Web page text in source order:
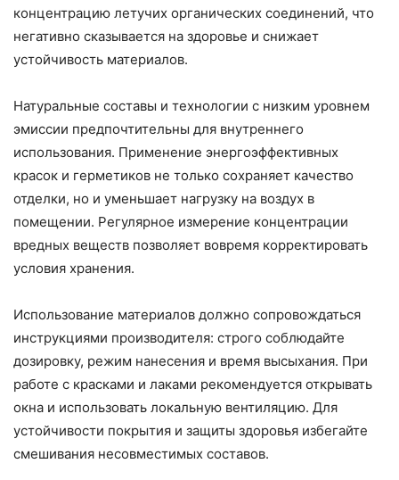
концентрацию летучих органических соединений, что
негативно сказывается на здоровье и снижает
устойчивость материалов.
Натуральные составы и технологии с низким уровнем
эмиссии предпочтительны для внутреннего
использования. Применение энергоэффективных
красок и герметиков не только сохраняет качество
отделки, но и уменьшает нагрузку на воздух в
помещении. Регулярное измерение концентрации
вредных веществ позволяет вовремя корректировать
условия хранения.
Использование материалов должно сопровождаться
инструкциями производителя: строго соблюдайте
дозировку, режим нанесения и время высыхания. При
работе с красками и лаками рекомендуется открывать
окна и использовать локальную вентиляцию. Для
устойчивости покрытия и защиты здоровья избегайте
смешивания несовместимых составов.